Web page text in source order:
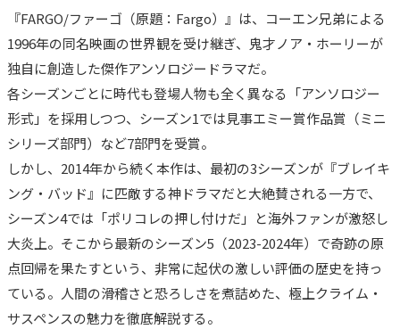
『FARGO/ファーゴ（原題：Fargo）』は、コーエン兄弟による
1996年の同名映画の世界観を受け継ぎ、鬼才ノア・ホーリーが
独自に創造した傑作アンソロジードラマだ。
各シーズンごとに時代も登場人物も全く異なる「アンソロジー
形式」を採用しつつ、シーズン1では見事エミー賞作品賞（ミニ
シリーズ部門）など7部門を受賞。
しかし、2014年から続く本作は、最初の3シーズンが『ブレイキ
ング・バッド』に匹敵する神ドラマだと大絶賛される一方で、
シーズン4では「ポリコレの押し付けだ」と海外ファンが激怒し
大炎上。そこから最新のシーズン5（2023-2024年）で奇跡の原
点回帰を果たすという、非常に起伏の激しい評価の歴史を持っ
ている。人間の滑稽さと恐ろしさを煮詰めた、極上クライム・
サスペンスの魅力を徹底解説する。